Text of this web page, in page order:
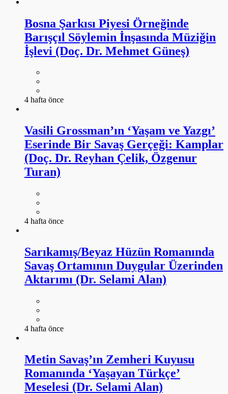
Bosna Şarkısı Piyesi Örneğinde
Barışçıl Söylemin İnşasında Müziğin
İşlevi (Doç. Dr. Mehmet Güneş)
4 hafta önce
Vasili Grossman’ın ‘Yaşam ve Yazgı’
Eserinde Bir Savaş Gerçeği: Kamplar
(Doç. Dr. Reyhan Çelik, Özgenur
Turan)
4 hafta önce
Sarıkamış/Beyaz Hüzün Romanında
Savaş Ortamının Duygular Üzerinden
Aktarımı (Dr. Selami Alan)
4 hafta önce
Metin Savaş’ın Zemheri Kuyusu
Romanında ‘Yaşayan Türkçe’
Meselesi (Dr. Selami Alan)